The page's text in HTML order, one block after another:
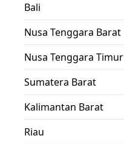
Bali
Nusa Tenggara Barat
Nusa Tenggara Timur
Sumatera Barat
Kalimantan Barat
Riau